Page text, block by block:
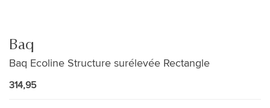
Baq
Baq Ecoline Structure surélevée Rectangle
314,95